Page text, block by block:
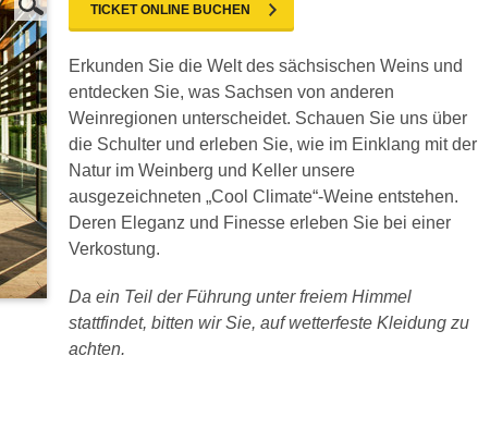
TICKET ONLINE BUCHEN
Erkunden Sie die Welt des sächsischen Weins und
entdecken Sie, was Sachsen von anderen
Weinregionen unterscheidet. Schauen Sie uns über
die Schulter und erleben Sie, wie im Einklang mit der
Natur im Weinberg und Keller unsere
ausgezeichneten „Cool Climate“-Weine entstehen.
Deren Eleganz und Finesse erleben Sie bei einer
Verkostung.
Da ein Teil der Führung unter freiem Himmel
stattfindet, bitten wir Sie, auf wetterfeste Kleidung zu
achten.